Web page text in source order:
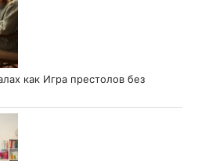
как Игра престолов без